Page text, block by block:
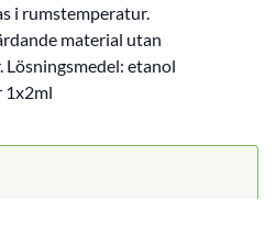
i rumstemperatur.
material utan
etanol
1x2ml